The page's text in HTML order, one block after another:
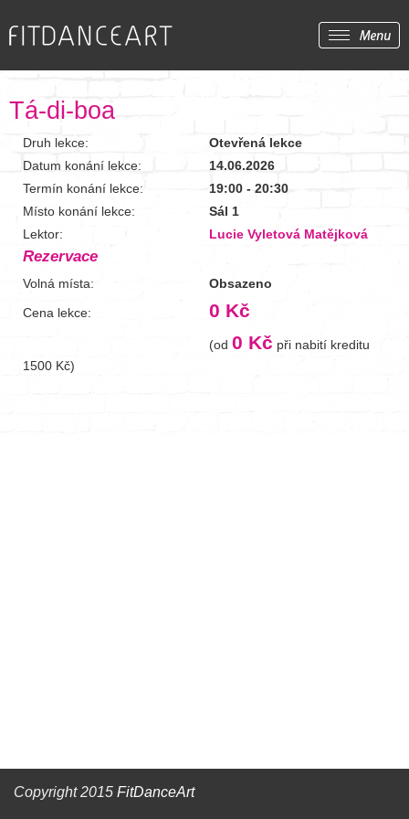
Tá-di-boa
Druh lekce:
Otevřená lekce
Datum konání lekce:
14.06.2026
Termín konání lekce:
19:00 - 20:30
Místo konání lekce:
Sál 1
Lektor:
Lucie Vyletová Matějková
Rezervace
Volná místa:
Obsazeno
Cena lekce:
0 Kč
(od 0 Kč při nabití kreditu
1500 Kč)
Copyright 2015 FitDanceArt